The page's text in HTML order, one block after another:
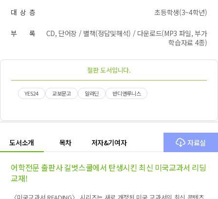
대 상 층 초등학생(3~4학년)
부 록
CD, 단어장 / 별책(정답및해석) / 다운로드(MP3 파일, 부가
학습자료 4종)
절판 도서입니다.
YES24 교보문고 알라딘 반디앤루니스
도서소개 목차 저자&기여자 자료실
어학전문 출판사 길벗스쿨에서 탄생시킨 최신 미국교과서 리딩
교재!